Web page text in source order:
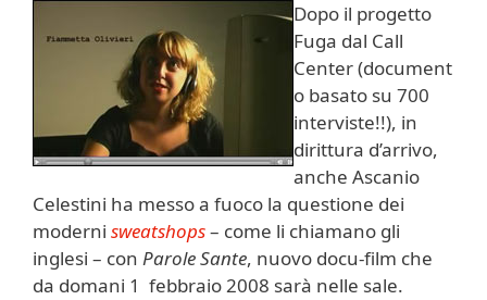
Dopo il progetto
Fuga dal Call
Center (document
o basato su 700
interviste!!), in
dirittura d’arrivo,
anche Ascanio
Celestini ha messo a fuoco la questione dei
moderni sweatshops– come li chiamano gli
inglesi – con Parole Sante, nuovo docu-film che
da domani 1 febbraio 2008 sarà nelle sale.